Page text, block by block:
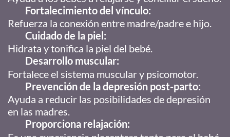
Fortalecimiento del vínculo:
Refuerza la conexión entre madre/padre e hijo.
Cuidado de la piel:
Hidrata y tonifica la piel del bebé.
Desarrollo muscular:
Fortalece el sistema muscular y psicomotor.
Prevención de la depresión post-parto:
Ayuda a reducir las posibilidades de depresión
en las madres.
Proporciona relajación: